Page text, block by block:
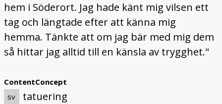
hem i Söderort. Jag hade känt mig vilsen ett
tag och längtade efter att känna mig
hemma. Tänkte att om jag bär med mig dem
så hittar jag alltid till en känsla av trygghet."
ContentConcept
sv
tatuering